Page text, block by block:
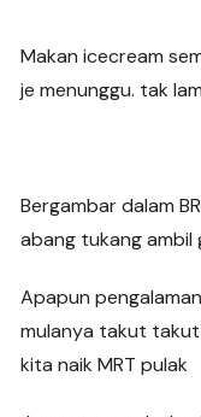
Makan icecream
je menunggu. tak
Bergambar dalam
abang tukang ambil
Apapun
mulanya takut takut
kita naik MRT pulak